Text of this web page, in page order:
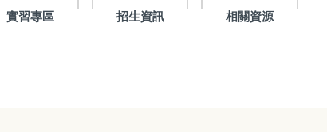
實習專區 招生資訊 相關資源